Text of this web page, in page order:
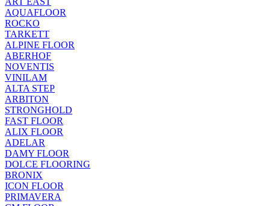
AQUAFLOOR
ROCKO
TARKETT
ALPINE FLOOR
ABERHOF
NOVENTIS
VINILAM
ALTA STEP
ARBITON
STRONGHOLD
FAST FLOOR
ALIX FLOOR
ADELAR
DAMY FLOOR
DOLCE FLOORING
BRONIX
ICON FLOOR
PRIMAVERA